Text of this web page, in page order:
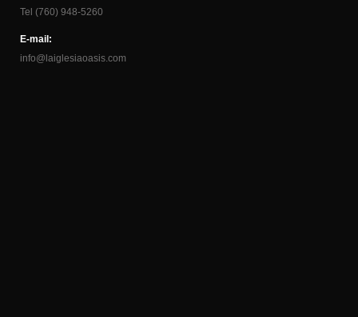
Tel (760) 948-5260
E-mail:
info@laiglesiaoasis.com